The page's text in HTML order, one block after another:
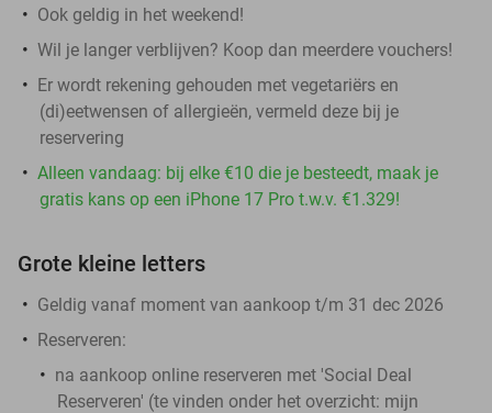
Ook geldig in het weekend!
Wil je langer verblijven? Koop dan meerdere vouchers!
Er wordt rekening gehouden met vegetariërs en
(di)eetwensen of allergieën, vermeld deze bij je
reservering
Alleen vandaag: bij elke €10 die je besteedt, maak je
gratis kans op een iPhone 17 Pro t.w.v. €1.329!
Grote kleine letters
Geldig vanaf moment van aankoop t/m 31 dec 2026
Reserveren:
na aankoop online reserveren met 'Social Deal
Reserveren' (te vinden onder het overzicht: mijn